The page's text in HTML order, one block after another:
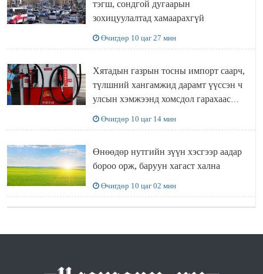
тэгш, сондгой дугаарын
зохицуулалтад хамаарахгүй
Өчигдөр 10 цаг 27 мин
Хятадын газрын тосны импорт саарч,
түлшний хангамжид дарамт үүссэн ч
улсын хэмжээнд хомсдол гарахаас
сэргийлж чадлаа
Өчигдөр 10 цаг 14 мин
Өнөөдөр нутгийн зүүн хэсгээр аадар
бороо орж, баруун хагаст хална
Өчигдөр 10 цаг 02 мин